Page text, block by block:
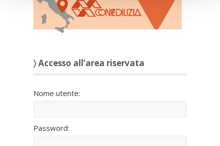
〉 Accesso all’area riservata
Nome utente:
Password: